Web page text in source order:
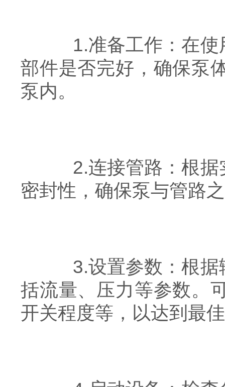
1.准备工作：在使
部件是否完好，确保泵
泵内。
2.连接管路：根据
密封性，确保泵与管路
3.设置参数：根据
括流量、压力等参数。
开关程度等，以达到最